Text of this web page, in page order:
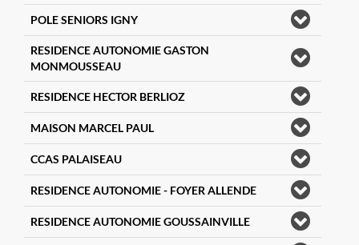
POLE SENIORS IGNY
RESIDENCE AUTONOMIE GASTON
MONMOUSSEAU
RESIDENCE HECTOR BERLIOZ
MAISON MARCEL PAUL
CCAS PALAISEAU
RESIDENCE AUTONOMIE - FOYER ALLENDE
RESIDENCE AUTONOMIE GOUSSAINVILLE